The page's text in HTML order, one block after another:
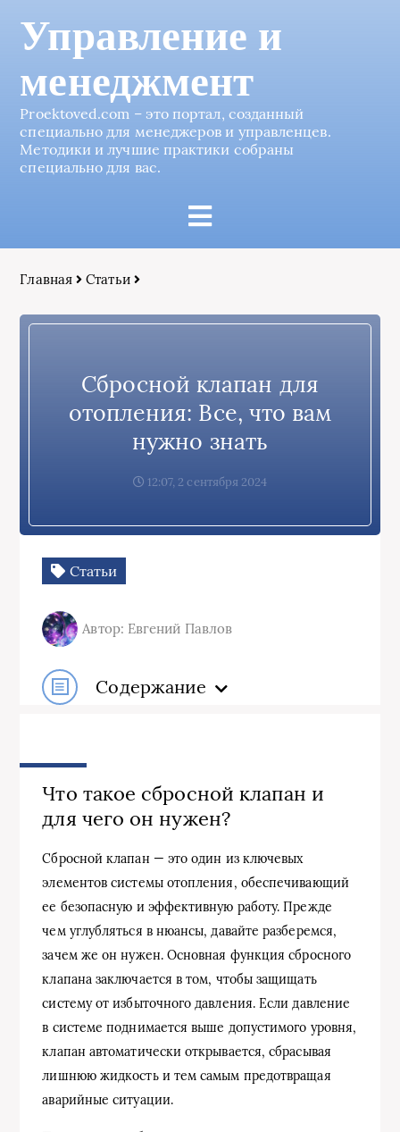
Управление и
менеджмент
Proektoved.com – это портал, созданный
специально для менеджеров и управленцев.
Методики и лучшие практики собраны
специально для вас.
Главная Статьи
Сбросной клапан для
отопления: Все, что вам
нужно знать
12:07, 2 сентября 2024
Статьи
Автор: Евгений Павлов
Содержание
Что такое сбросной клапан и
для чего он нужен?
Сбросной клапан — это один из ключевых
элементов системы отопления, обеспечивающий
ее безопасную и эффективную работу. Прежде
чем углубляться в нюансы, давайте разберемся,
зачем же он нужен. Основная функция сбросного
клапана заключается в том, чтобы защищать
систему от избыточного давления. Если давление
в системе поднимается выше допустимого уровня,
клапан автоматически открывается, сбрасывая
лишнюю жидкость и тем самым предотвращая
аварийные ситуации.